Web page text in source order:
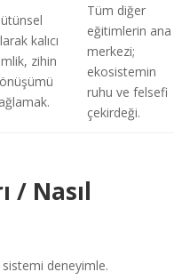
kalıcı
zihin
Tüm diğer
eğitimlerin ana
merkezi;
ekosistemin
ruhu ve felsefi
çekirdeği.
/ Nasıl
deneyimle.